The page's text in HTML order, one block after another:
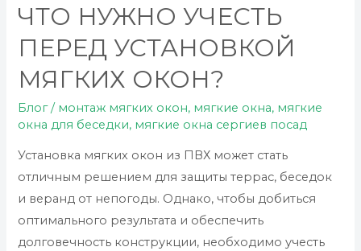
ЧТО НУЖНО УЧЕСТЬ
ПЕРЕД УСТАНОВКОЙ
МЯГКИХ ОКОН?
Блог/ монтаж мягких окон, мягкие окна, мягкие
окна для беседки, мягкие окна сергиев посад
Установка мягких окон из ПВХ может стать
отличным решением для защиты террас, беседок
и веранд от непогоды. Однако, чтобы добиться
оптимального результата и обеспечить
долговечность конструкции, необходимо учесть